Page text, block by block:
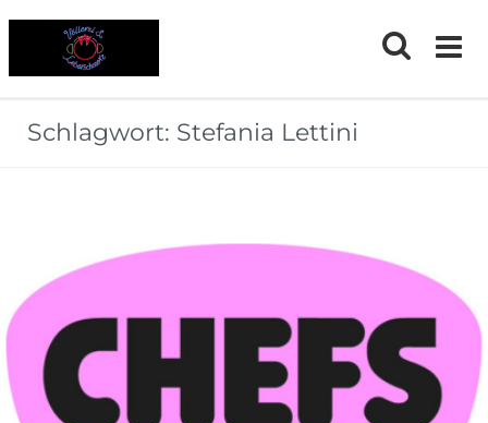
Schlagwort: Stefania Lettini